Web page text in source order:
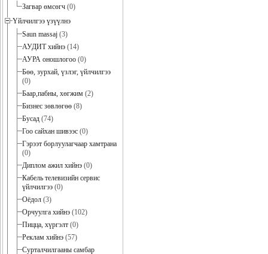
Загвар өмсөгч (0)
Үйлчилгээ үзүүлнэ
Saun massaj (3)
АУДИТ хийнэ (14)
АУРА оношлогоо (0)
Бөө, зурхай, үзлэг, үйлчилгээ
(0)
Баар,пабны, хөгжим (2)
Бизнес зөвлөгөө (8)
Бусад (74)
Гоо сайхан шивээс (0)
Гэрээт борлуулагчаар хамтрана
(0)
Диплом ажил хийнэ (0)
Кабель телевизийн сервис
үйлчилгээ (0)
Оёдол (3)
Орчуулга хийнэ (102)
Пицца, хүргэлт (0)
Реклам хийнэ (57)
Сурталчилгааны самбар